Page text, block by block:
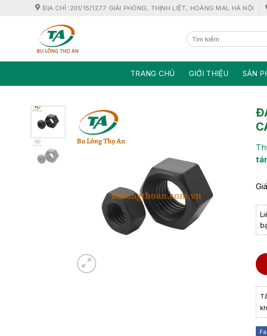
ĐỊA CHỈ :201/15/1277 GIẢI PHÓNG, THỊNH LIỆT, HOÀNG MAI, HÀ NỘI
TRANG CHỦ GIỚI THIỆU SẢN